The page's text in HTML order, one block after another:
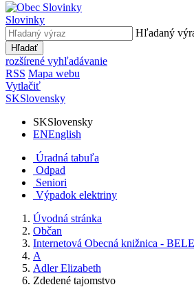
Slovinky
Hľadaný
Hľadať
rozšírené vyhľadávanie
RSS Mapa webu
Vytlačiť
SKSlovensky
SKSlovensky
ENEnglish
Úradná tabuľa
Odpad
Seniori
Výpadok elektriny
Úvodná stránka
Občan
Internetová Obecná knižnica -
A
Adler Elizabeth
Zdedené tajomstvo